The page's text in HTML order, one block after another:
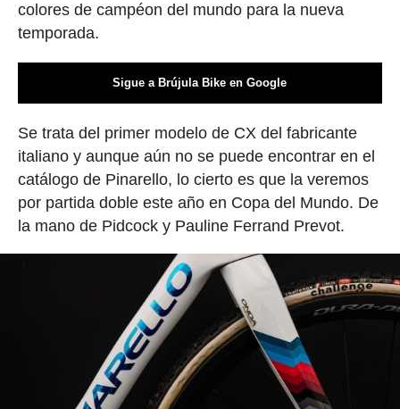
colores de campéon del mundo para la nueva
temporada.
Sigue a Brújula Bike en Google
Se trata del primer modelo de CX del fabricante
italiano y aunque aún no se puede encontrar en el
catálogo de Pinarello, lo cierto es que la veremos
por partida doble este año en Copa del Mundo. De
la mano de Pidcock y Pauline Ferrand Prevot.